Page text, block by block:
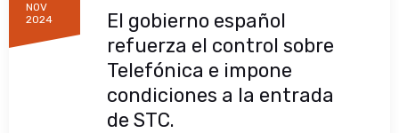
NOV
2024
El gobierno español
refuerza el control sobre
Telefónica e impone
condiciones a la entrada
de STC.